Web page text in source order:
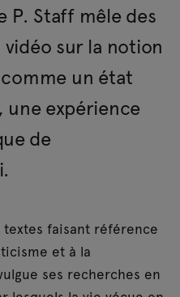
P. Staff mêle des
sur la notion
un état
expérience
de
faisant référence
et à la
ses recherches en